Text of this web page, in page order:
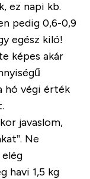
ez napi kb.
pedig 0,6-0,9
egész kiló!
képes akár
hó végi érték
javaslom,
Ne
havi 1,5 kg